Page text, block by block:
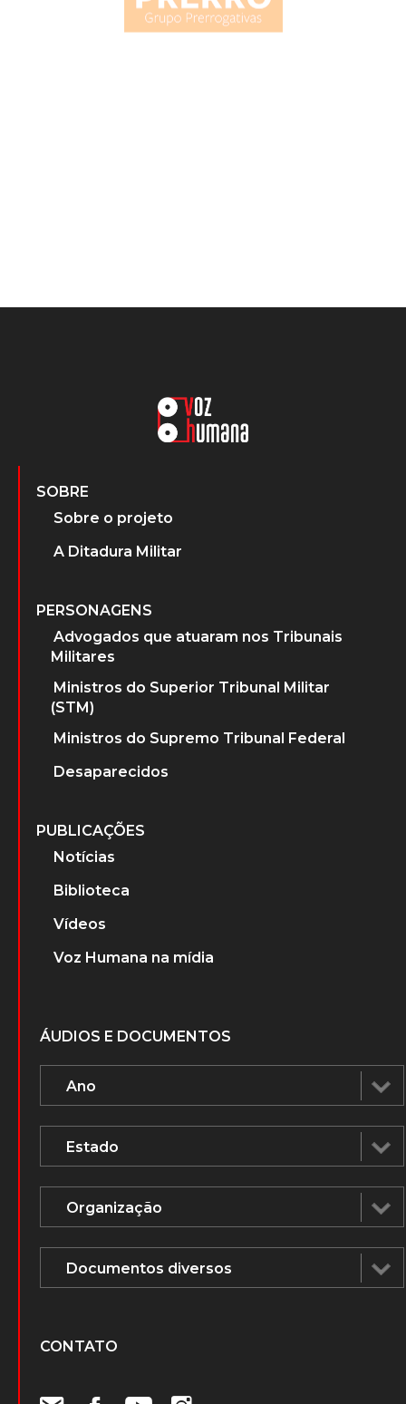
SOBRE
Sobre o projeto
A Ditadura Militar
PERSONAGENS
Advogados que atuaram nos Tribunais
Militares
Ministros do Superior Tribunal Militar
(STM)
Ministros do Supremo Tribunal Federal
Desaparecidos
PUBLICAÇÕES
Notícias
Biblioteca
Vídeos
Voz Humana na mídia
ÁUDIOS E DOCUMENTOS
CONTATO